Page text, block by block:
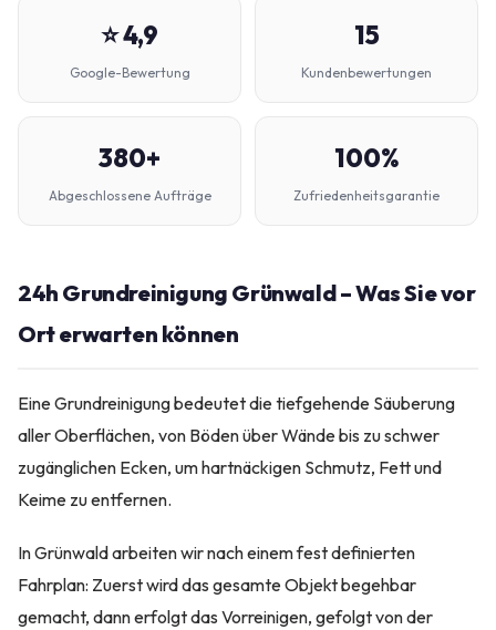
⭐ 4,9
Google-Bewertung
15
Kundenbewertungen
380+
Abgeschlossene Aufträge
100%
Zufriedenheitsgarantie
24h Grundreinigung Grünwald – Was Sie vor
Ort erwarten können
Eine Grundreinigung bedeutet die tiefgehende Säuberung
aller Oberflächen, von Böden über Wände bis zu schwer
zugänglichen Ecken, um hartnäckigen Schmutz, Fett und
Keime zu entfernen.
In Grünwald arbeiten wir nach einem fest definierten
Fahrplan: Zuerst wird das gesamte Objekt begehbar
gemacht, dann erfolgt das Vorreinigen, gefolgt von der